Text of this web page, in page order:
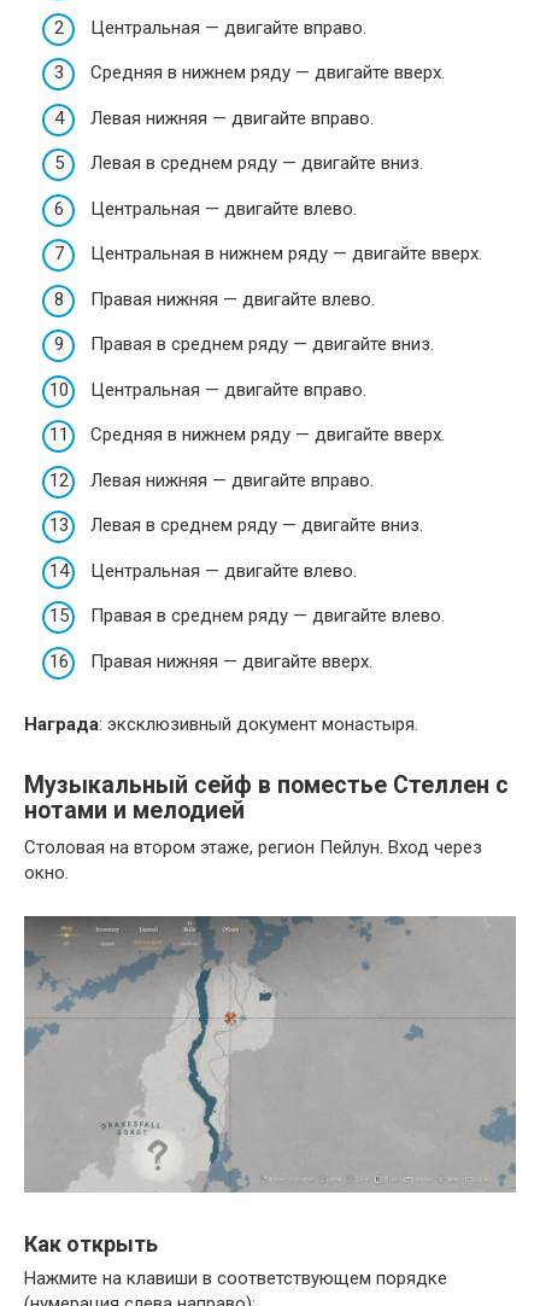
Центральная — двигайте вправо.
Средняя в нижнем ряду — двигайте вверх.
Левая нижняя — двигайте вправо.
Левая в среднем ряду — двигайте вниз.
Центральная — двигайте влево.
Центральная в нижнем ряду — двигайте вверх.
Правая нижняя — двигайте влево.
Правая в среднем ряду — двигайте вниз.
Центральная — двигайте вправо.
Средняя в нижнем ряду — двигайте вверх.
Левая нижняя — двигайте вправо.
Левая в среднем ряду — двигайте вниз.
Центральная — двигайте влево.
Правая в среднем ряду — двигайте влево.
Правая нижняя — двигайте вверх.
Награда: эксклюзивный документ монастыря.
Музыкальный сейф в поместье Стеллен с
нотами и мелодией
Столовая на втором этаже, регион Пейлун. Вход через
окно.
Как открыть
Нажмите на клавиши в соответствующем порядке